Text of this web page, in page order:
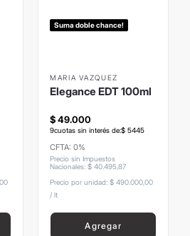
Suma doble chance!
MARIA VAZQUEZ
Elegance EDT 100ml
$49.000
9cuotas sin interés de:$ 5445
CFTA: 0%
Precio sin Impuestos
Nacionales: $ 4049587
Precio por unidad: $ 490.000,00
/ lt
Agregar